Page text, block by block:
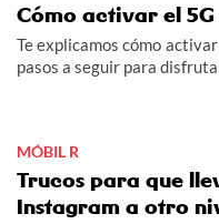
Cómo activar el
Te explicamos cómo
pasos a seguir para
MÓBIL R
Trucos para que
Instagram a otro